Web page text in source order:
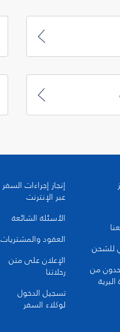
للشحن
من
إنجاز إجراءات السفر
عبر الإنترنت
الأسئلة الشائعة
العقود والمشتريات
الإعلان على متن
رحلاتنا
تسجيل الدخول
لوكلاء السفر